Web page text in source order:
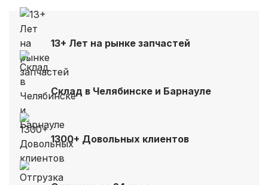
13+ Лет на рынке запчастей
Склад в Челябинске и Барнауле
1300+ Довольных клиентов